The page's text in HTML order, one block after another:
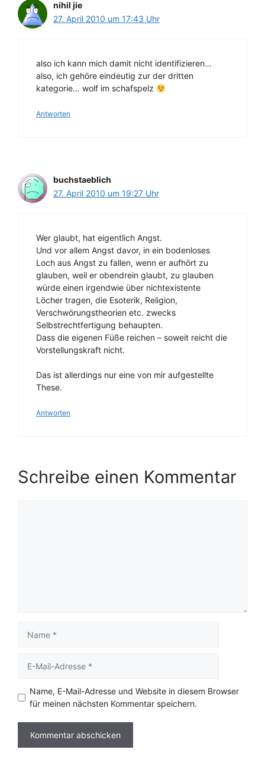
nihil jie
27. April 2010 um 17:43 Uhr
also ich kann mich damit nicht identifizieren…
also, ich gehöre eindeutig zur der dritten
kategorie… wolf im schafspelz
Antworten
buchstaeblich
27. April 2010 um 19:27 Uhr
Wer glaubt, hat eigentlich Angst.
Und vor allem Angst davor, in ein bodenloses
Loch aus Angst zu fallen, wenn er aufhört zu
glauben, weil er obendrein glaubt, zu glauben
würde einen irgendwie über nichtexistente
Löcher tragen, die Esoterik, Religion,
Verschwörungstheorien etc. zwecks
Selbstrechtfertigung behaupten.
Dass die eigenen Füße reichen – soweit reicht die
Vorstellungskraft nicht.
Das ist allerdings nur eine von mir aufgestellte
These.
Antworten
Schreibe einen Kommentar
Mail-
Name, E-Mail-Adresse und Website in diesem Browser
für meinen nächsten Kommentar speichern.